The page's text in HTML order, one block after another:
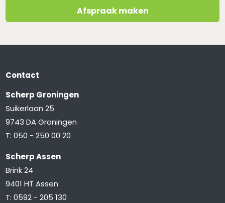
Afspraak maken
Contact
Scherp Groningen
Suikerlaan 25
9743 DA Groningen
T:050 - 250 00 20
Scherp Assen
Brink 24
9401 HT Assen
T:0592 - 205 130